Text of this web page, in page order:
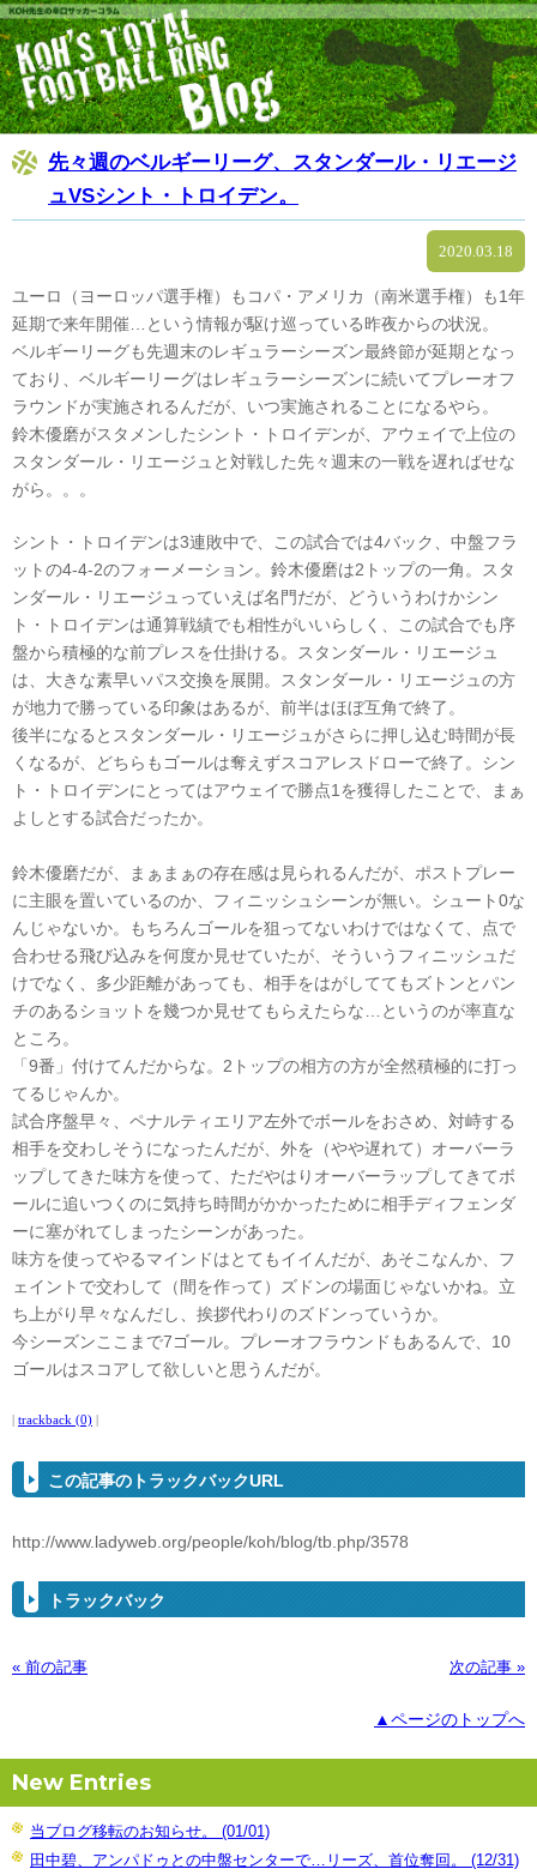
先々週のベルギーリーグ、スタンダール・リエージ
ュVSシント・トロイデン。
2020.03.18
ユーロ（ヨーロッパ選手権）もコパ・アメリカ（南米選手権）も1年
延期で来年開催…という情報が駆け巡っている昨夜からの状況。
ベルギーリーグも先週末のレギュラーシーズン最終節が延期となっ
ており、ベルギーリーグはレギュラーシーズンに続いてプレーオフ
ラウンドが実施されるんだが、いつ実施されることになるやら。
鈴木優磨がスタメンしたシント・トロイデンが、アウェイで上位の
スタンダール・リエージュと対戦した先々週末の一戦を遅ればせな
がら。。。
シント・トロイデンは3連敗中で、この試合では4バック、中盤フラ
ットの4-4-2のフォーメーション。鈴木優磨は2トップの一角。スタ
ンダール・リエージュっていえば名門だが、どういうわけかシン
ト・トロイデンは通算戦績でも相性がいいらしく、この試合でも序
盤から積極的な前プレスを仕掛ける。スタンダール・リエージュ
は、大きな素早いパス交換を展開。スタンダール・リエージュの方
が地力で勝っている印象はあるが、前半はほぼ互角で終了。
後半になるとスタンダール・リエージュがさらに押し込む時間が長
くなるが、どちらもゴールは奪えずスコアレスドローで終了。シン
ト・トロイデンにとってはアウェイで勝点1を獲得したことで、まぁ
よしとする試合だったか。
鈴木優磨だが、まぁまぁの存在感は見られるんだが、ポストプレー
に主眼を置いているのか、フィニッシュシーンが無い。シュート0な
んじゃないか。もちろんゴールを狙ってないわけではなくて、点で
合わせる飛び込みを何度か見せていたが、そういうフィニッシュだ
けでなく、多少距離があっても、相手をはがしててもズトンとパン
チのあるショットを幾つか見せてもらえたらな…というのが率直な
ところ。
「9番」付けてんだからな。2トップの相方の方が全然積極的に打っ
てるじゃんか。
試合序盤早々、ペナルティエリア左外でボールをおさめ、対峙する
相手を交わしそうになったんだが、外を（やや遅れて）オーバーラ
ップしてきた味方を使って、ただやはりオーバーラップしてきてボ
ールに追いつくのに気持ち時間がかかったために相手ディフェンダ
ーに塞がれてしまったシーンがあった。
味方を使ってやるマインドはとてもイイんだが、あそこなんか、フ
ェイントで交わして（間を作って）ズドンの場面じゃないかね。立
ち上がり早々なんだし、挨拶代わりのズドンっていうか。
今シーズンここまで7ゴール。プレーオフラウンドもあるんで、10
ゴールはスコアして欲しいと思うんだが。
| trackback (0) |
この記事のトラックバックURL
http://www.ladyweb.org/people/koh/blog/tb.php/3578
トラックバック
« 前の記事 次の記事 »
▲ページのトップへ
New Entries
当ブログ移転のお知らせ。 (01/01)
田中碧、アンパドゥとの中盤センターで…リーズ、首位奪回。 (12/31)